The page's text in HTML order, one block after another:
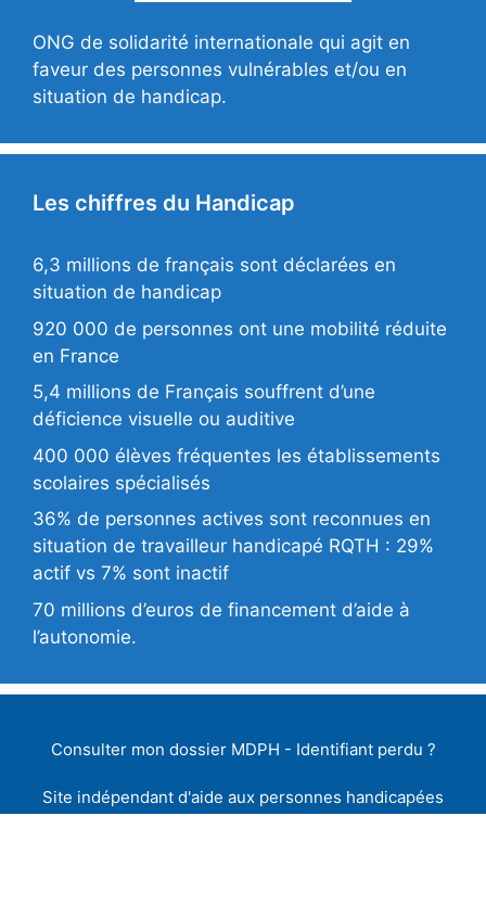
ONG de solidarité internationale qui agit en
faveur des personnes vulnérables et/ou en
situation de handicap.
Les chiffres du Handicap
6,3 millions de français sont déclarées en
situation de handicap
920 000 de personnes ont une mobilité réduite
en France
5,4 millions de Français souffrent d’une
déficience visuelle ou auditive
400 000 élèves fréquentes les établissements
scolaires spécialisés
36% de personnes actives sont reconnues en
situation de travailleur handicapé RQTH : 29%
actif vs 7% sont inactif
70 millions d’euros de financement d’aide à
l’autonomie.
Consulter mon dossier MDPH - Identifiant perdu ?
Site indépendant d'aide aux personnes handicapées
Pour vos demandes de droits et de prestations de